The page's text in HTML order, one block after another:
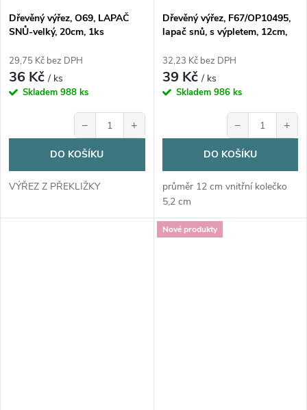
Dřevěný výřez, O69, LAPAČ
SNŮ-velký, 20cm, 1ks
29,75 Kč bez DPH
36 Kč/ ks
Skladem 988 ks
− +
DO KOŠÍKU
VÝŘEZ Z PŘEKLIŽKY
Dřevěný výřez, F67/OP10495,
lapač snů, s výpletem, 12cm,
32,23 Kč bez DPH
39 Kč/ ks
Skladem 986 ks
− +
DO KOŠÍKU
průměr 12 cm vnitřní kolečko
5,2 cm
Nové produkty